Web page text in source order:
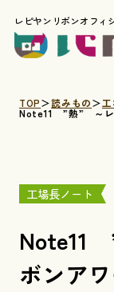
レピヤンリボンオフィ
TOP 読みもの
Note11 ”熱” ～レ
工場長ノート
Note11
ボンア